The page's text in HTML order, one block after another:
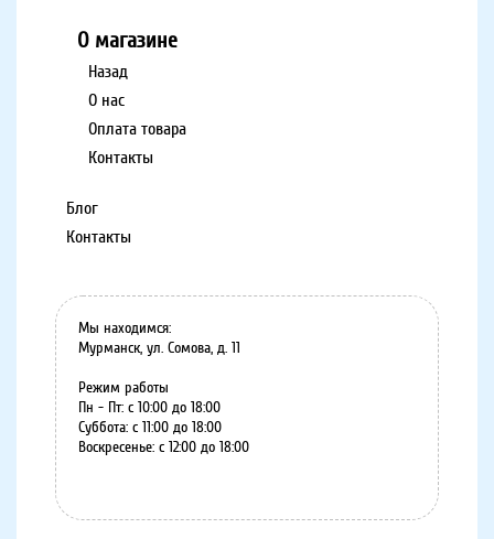
О магазине
Назад
О нас
Оплата товара
Контакты
Блог
Контакты
Мы находимся:
Мурманск, ул. Сомова, д. 11
Режим работы
Пн - Пт: с 10:00 до 18:00
Суббота: с 11:00 до 18:00
Воскресенье: с 12:00 до 18:00